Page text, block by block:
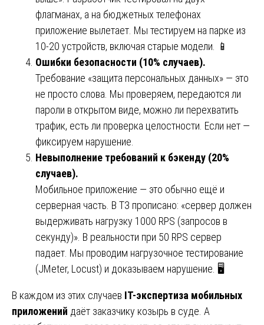
флагманах, а на бюджетных телефонах
приложение вылетает. Мы тестируем на парке из
10-20 устройств, включая старые модели. 📱
Ошибки безопасности (10% случаев).
Требование «защита персональных данных» — это
не просто слова. Мы проверяем, передаются ли
пароли в открытом виде, можно ли перехватить
трафик, есть ли проверка целостности. Если нет —
фиксируем нарушение.
Невыполнение требований к бэкенду (20%
случаев).
Мобильное приложение — это обычно ещё и
серверная часть. В ТЗ прописано: «сервер должен
выдерживать нагрузку 1000 RPS (запросов в
секунду)». В реальности при 50 RPS сервер
падает. Мы проводим нагрузочное тестирование
(JMeter, Locust) и доказываем нарушение. 🖥️
В каждом из этих случаев IT-экспертиза мобильных
приложений даёт заказчику козырь в суде. А